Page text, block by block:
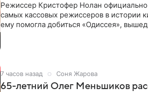
Режиссер Кристофер Нолан официально
самых кассовых режиссеров в истории
ему помогла добиться «Одиссея»,
7 часов назад Соня Жарова
65-летний Олег Меньшиков